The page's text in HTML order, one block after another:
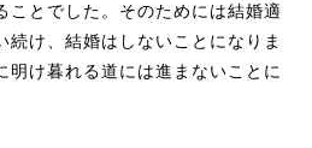
ことでした。そのためには結婚適
続け、結婚はしないことになりま
明け暮れる道には進まないことに